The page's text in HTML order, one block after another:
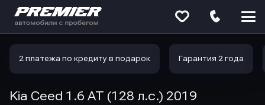
2 платежа по кредиту в подарок Гарантия 2 года
Kia Ceed 1.6 AT (128 л.с.) 2019